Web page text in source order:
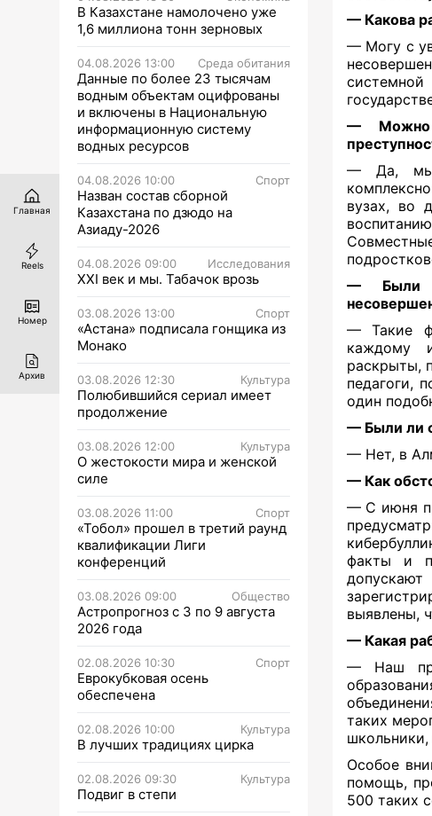
В Казахстане намолочено уже
1,6 миллиона тонн зерновых
04.08.2026 13:00 Среда обитания
Данные по более 23 тысячам
водным объектам оцифрованы
и включены в Национальную
информационную систему
водных ресурсов
04.08.2026 10:00 Спорт
Назван состав сборной
Казахстана по дзюдо на
Азиаду-2026
04.08.2026 09:00 Исследования
XXI век и мы. Табачок врозь
03.08.2026 13:00 Спорт
«Астана» подписала гонщика из
Монако
03.08.2026 12:30 Культура
Полюбившийся сериал имеет
продолжение
03.08.2026 12:00 Культура
О жестокости мира и женской
силе
03.08.2026 11:00 Спорт
«Тобол» прошел в третий раунд
квалификации Лиги
конференций
03.08.2026 09:00 Общество
Астропрогноз с 3 по 9 августа
2026 года
02.08.2026 10:30 Спорт
Еврокубковая осень
обеспечена
02.08.2026 10:00 Культура
В лучших традициях цирка
02.08.2026 09:30 Культура
Подвиг в степи
— Какова
— Могу с
— Можно
— Да, мы
вузах, во
— Были
— Такие
каждому
раскрыты,
педагоги,
один
— Были ли
— Нет, в
— Как
— С июня
факты и
выявлены,
— Какая
— Наш
таких
Особое
помощь,
500 таких
Главная
Reels
Номер
Архив